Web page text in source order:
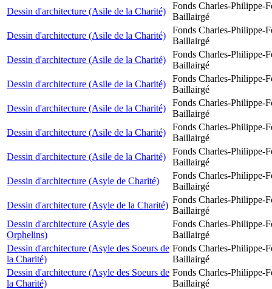
Dessin d'architecture (Asile de la Charité)
Fonds Charles-Philippe-
Baillairgé
Dessin d'architecture (Asile de la Charité)
Fonds Charles-Philippe-
Baillairgé
Dessin d'architecture (Asile de la Charité)
Fonds Charles-Philippe-
Baillairgé
Dessin d'architecture (Asile de la Charité)
Fonds Charles-Philippe-
Baillairgé
Dessin d'architecture (Asile de la Charité)
Fonds Charles-Philippe-
Baillairgé
Dessin d'architecture (Asile de la Charité)
Fonds Charles-Philippe-
Baillairgé
Dessin d'architecture (Asile de la Charité)
Fonds Charles-Philippe-
Baillairgé
Dessin d'architecture (Asyle de Charité)
Fonds Charles-Philippe-
Baillairgé
Dessin d'architecture (Asyle de la Charité)
Fonds Charles-Philippe-
Baillairgé
Dessin d'architecture (Asyle des
Orphelins)
Fonds Charles-Philippe-
Baillairgé
Dessin d'architecture (Asyle des Soeurs de
la Charité)
Fonds Charles-Philippe-
Baillairgé
Dessin d'architecture (Asyle des Soeurs de
la Charité)
Fonds Charles-Philippe-
Baillairgé